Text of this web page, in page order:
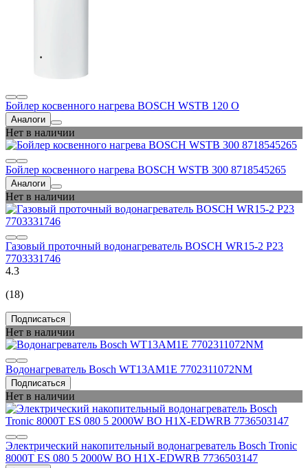
Бойлер косвенного нагрева BOSCH WSTB 120 O
Аналоги
Нет в наличии
Бойлер косвенного нагрева BOSCH WSTB 300 8718545265
Аналоги
Нет в наличии
Газовый проточный водонагреватель BOSCH WR15-2 P23
7703331746
4.3
(18)
Подписаться
Нет в наличии
Водонагреватель Bosch WT13AM1E 7702311072NM
Подписаться
Нет в наличии
Электрический накопительный водонагреватель Bosch Tronic
8000T ES 080 5 2000W BO H1X-EDWRB 7736503147